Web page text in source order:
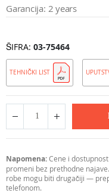
Garancija: 2 years
ŠIFRA 03-75464
TEHNIČKI LIST
Napomena:Cene i
promeni bez prethodne
robe mogu biti drugačiji —
telefonom.